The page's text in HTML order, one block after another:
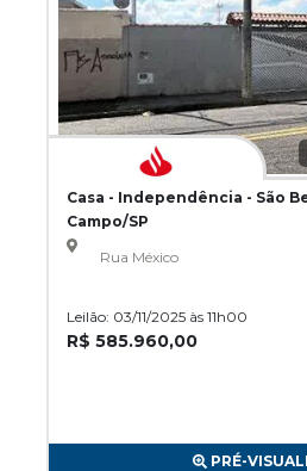
Casa - Independência - São
Campo/SP
Rua México
Leilão: 03/11/2025 às 11h00
R$ 585.960,00
PRÉ-